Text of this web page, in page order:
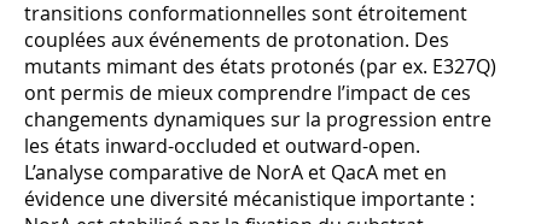
transitions conformationnelles sont étroitement
couplées aux événements de protonation. Des
mutants mimant des états protonés (par ex. E327Q)
ont permis de mieux comprendre l’impact de ces
changements dynamiques sur la progression entre
les états inward-occluded et outward-open.
L’analyse comparative de NorA et QacA met en
évidence une diversité mécanistique importante :